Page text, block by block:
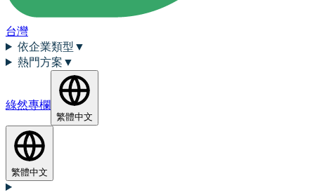
台灣
依企業類型 ▼
熱門方案 ▼
綠然專欄
繁體中文
繁體中文